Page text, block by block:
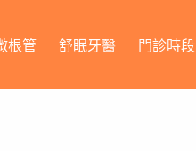
根管 舒眠牙醫 門診時段